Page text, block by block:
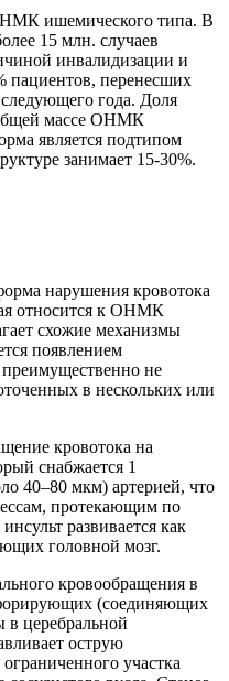
ишемического типа. В
15 млн. случаев
инвалидизации и
пациентов, перенесших
года. Доля
массе ОНМК
является подтипом
занимает 15-30%.
нарушения кровотока
относится к ОНМК
схожие механизмы
появлением
не
в нескольких или
кровотока на
снабжается 1
40–80 мкм) артерией, что
протекающим по
развивается как
головной мозг.
кровообращения в
(соединяющих
в церебральной
острую
участка